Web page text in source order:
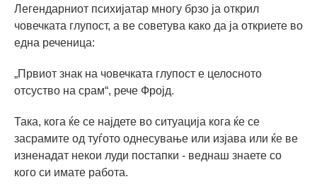
Легендарниот психијатар многу брзо ја открил
човечката глупост, а ве советува како да ја откриете во
една реченица:
„Првиот знак на човечката глупост е целосното
отсуство на срам“, рече Фројд.
Така, кога ќе се најдете во ситуација кога ќе се
засрамите од туѓото однесување или изјава или ќе ве
изненадат некои луди постапки - веднаш знаете со
кого си имате работа.